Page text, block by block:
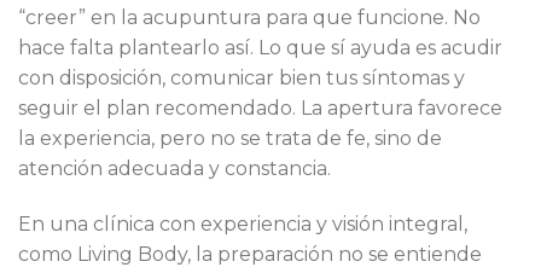
“creer” en la acupuntura para que funcione. No
hace falta plantearlo así. Lo que sí ayuda es acudir
con disposición, comunicar bien tus síntomas y
seguir el plan recomendado. La apertura favorece
la experiencia, pero no se trata de fe, sino de
atención adecuada y constancia.
En una clínica con experiencia y visión integral,
como Living Body, la preparación no se entiende